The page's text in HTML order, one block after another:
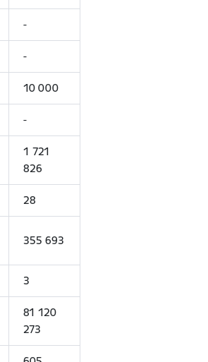
-
-
10 000
-
1 721
826
28
355 693
3
81 120
273